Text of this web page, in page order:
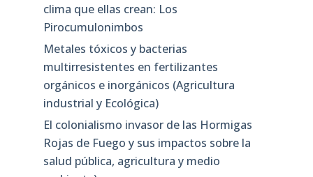
clima que ellas crean: Los
Pirocumulonimbos
Metales tóxicos y bacterias
multirresistentes en fertilizantes
orgánicos e inorgánicos (Agricultura
industrial y Ecológica)
El colonialismo invasor de las Hormigas
Rojas de Fuego y sus impactos sobre la
salud pública, agricultura y medio